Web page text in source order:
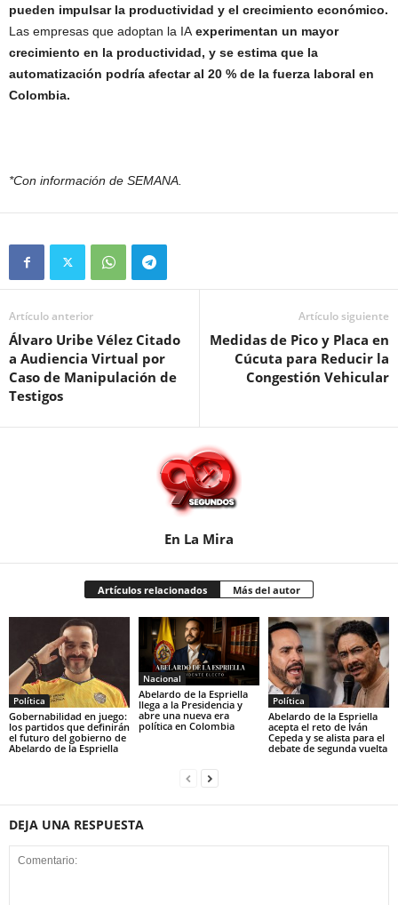
pueden impulsar la productividad y el crecimiento económico.
Las empresas que adoptan la IA experimentan un mayor
crecimiento en la productividad, y se estima que la
automatización podría afectar al 20 % de la fuerza laboral en
Colombia.
*Con información de SEMANA.
Artículo anterior
Álvaro Uribe Vélez Citado
a Audiencia Virtual por
Caso de Manipulación de
Testigos
Artículo siguiente
Medidas de Pico y Placa en
Cúcuta para Reducir la
Congestión Vehicular
En La Mira
Artículos relacionados Más del autor
Política
Gobernabilidad en juego:
los partidos que definirán
el futuro del gobierno de
Abelardo de la Espriella
Nacional
Abelardo de la Espriella
llega a la Presidencia y
abre una nueva era
política en Colombia
Política
Abelardo de la Espriella
acepta el reto de Iván
Cepeda y se alista para el
debate de segunda vuelta
DEJA UNA RESPUESTA